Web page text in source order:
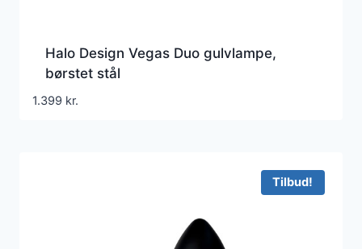
Halo Design Vegas Duo gulvlampe,
børstet stål
1.399 kr.
Tilbud!